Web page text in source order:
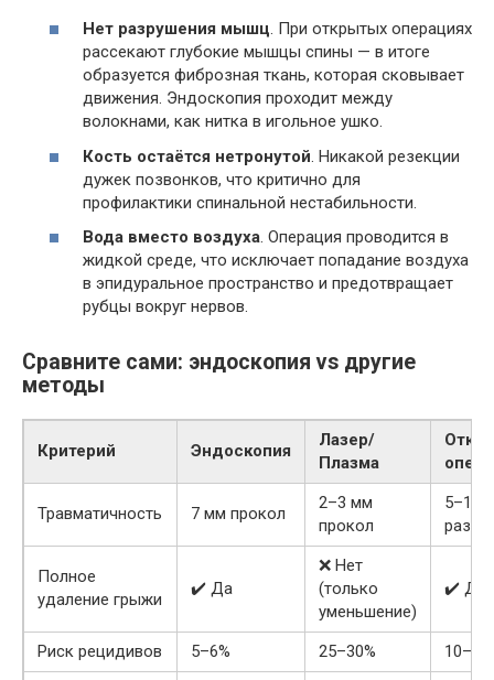
Нет разрушения мышц. При открытых операциях
рассекают глубокие мышцы спины — в итоге
образуется фиброзная ткань, которая сковывает
движения. Эндоскопия проходит между
волокнами, как нитка в игольное ушко.
Кость остаётся нетронутой. Никакой резекции
дужек позвонков, что критично для
профилактики спинальной нестабильности.
Вода вместо воздуха. Операция проводится в
жидкой среде, что исключает попадание воздуха
в эпидуральное пространство и предотвращает
рубцы вокруг нервов.
Сравните сами: эндоскопия vs другие
методы
Критерий Эндоскопия
Лазер/
Плазма
Травматичность 7 мм прокол
2–3 мм
прокол
5–15
Полное
удаление грыжи
✔️ Да
❌ Нет
(только
уменьшение)
✔️ Да
Риск рецидивов 5–6% 25–30%